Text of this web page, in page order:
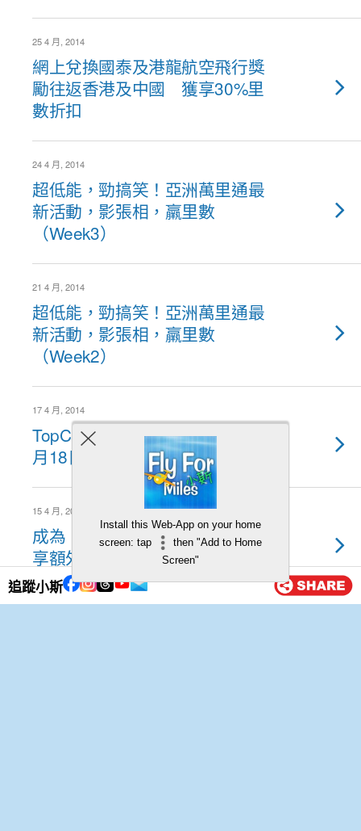
追蹤小斯
25 4 月, 2014
網上兌換國泰及港龍航空飛行獎
勵往返香港及中國 獲享30%里
數折扣
24 4 月, 2014
超低能，勁搞笑！亞洲萬里通最
新活動，影張相，羸里數
（Week3）
21 4 月, 2014
超低能，勁搞笑！亞洲萬里通最
新活動，影張相，羸里數
（Week2）
17 4 月, 2014
TopCashBack最新資訊（14年4
月18日至4月24日)
15 4 月, 2014
成為「亞洲萬里通」美食家，獲
享額外300「亞洲萬里通」里數
Install this Web-App on your home
screen: tap
then "Add to Home
Screen"